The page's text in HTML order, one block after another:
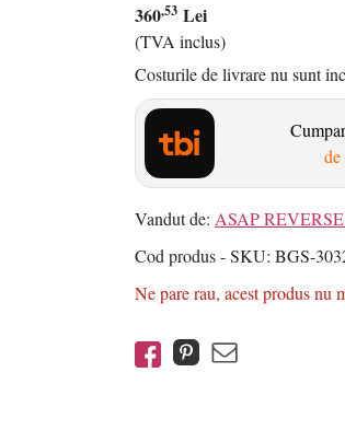
360,53 Lei
(TVA inclus)
Costurile de livrare nu sunt
de
Vandut de: ASAP
Cod produs - SKU BGS-
Ne pare rau, acest produs nu